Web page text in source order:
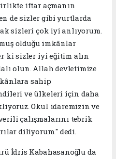
iftar açmanın
de sizler gibi yurtlarda
sizleri çok iyi anlıyorum.
olduğu imkânlar
ki sizler iyi eğitim alın
olun. Allah devletimize
sahip
ve ülkeleri için daha
Okul idaremizin ve
çalışmalarını tebrik
diliyorum." dedi.
İdris Kabahasanoğlu da